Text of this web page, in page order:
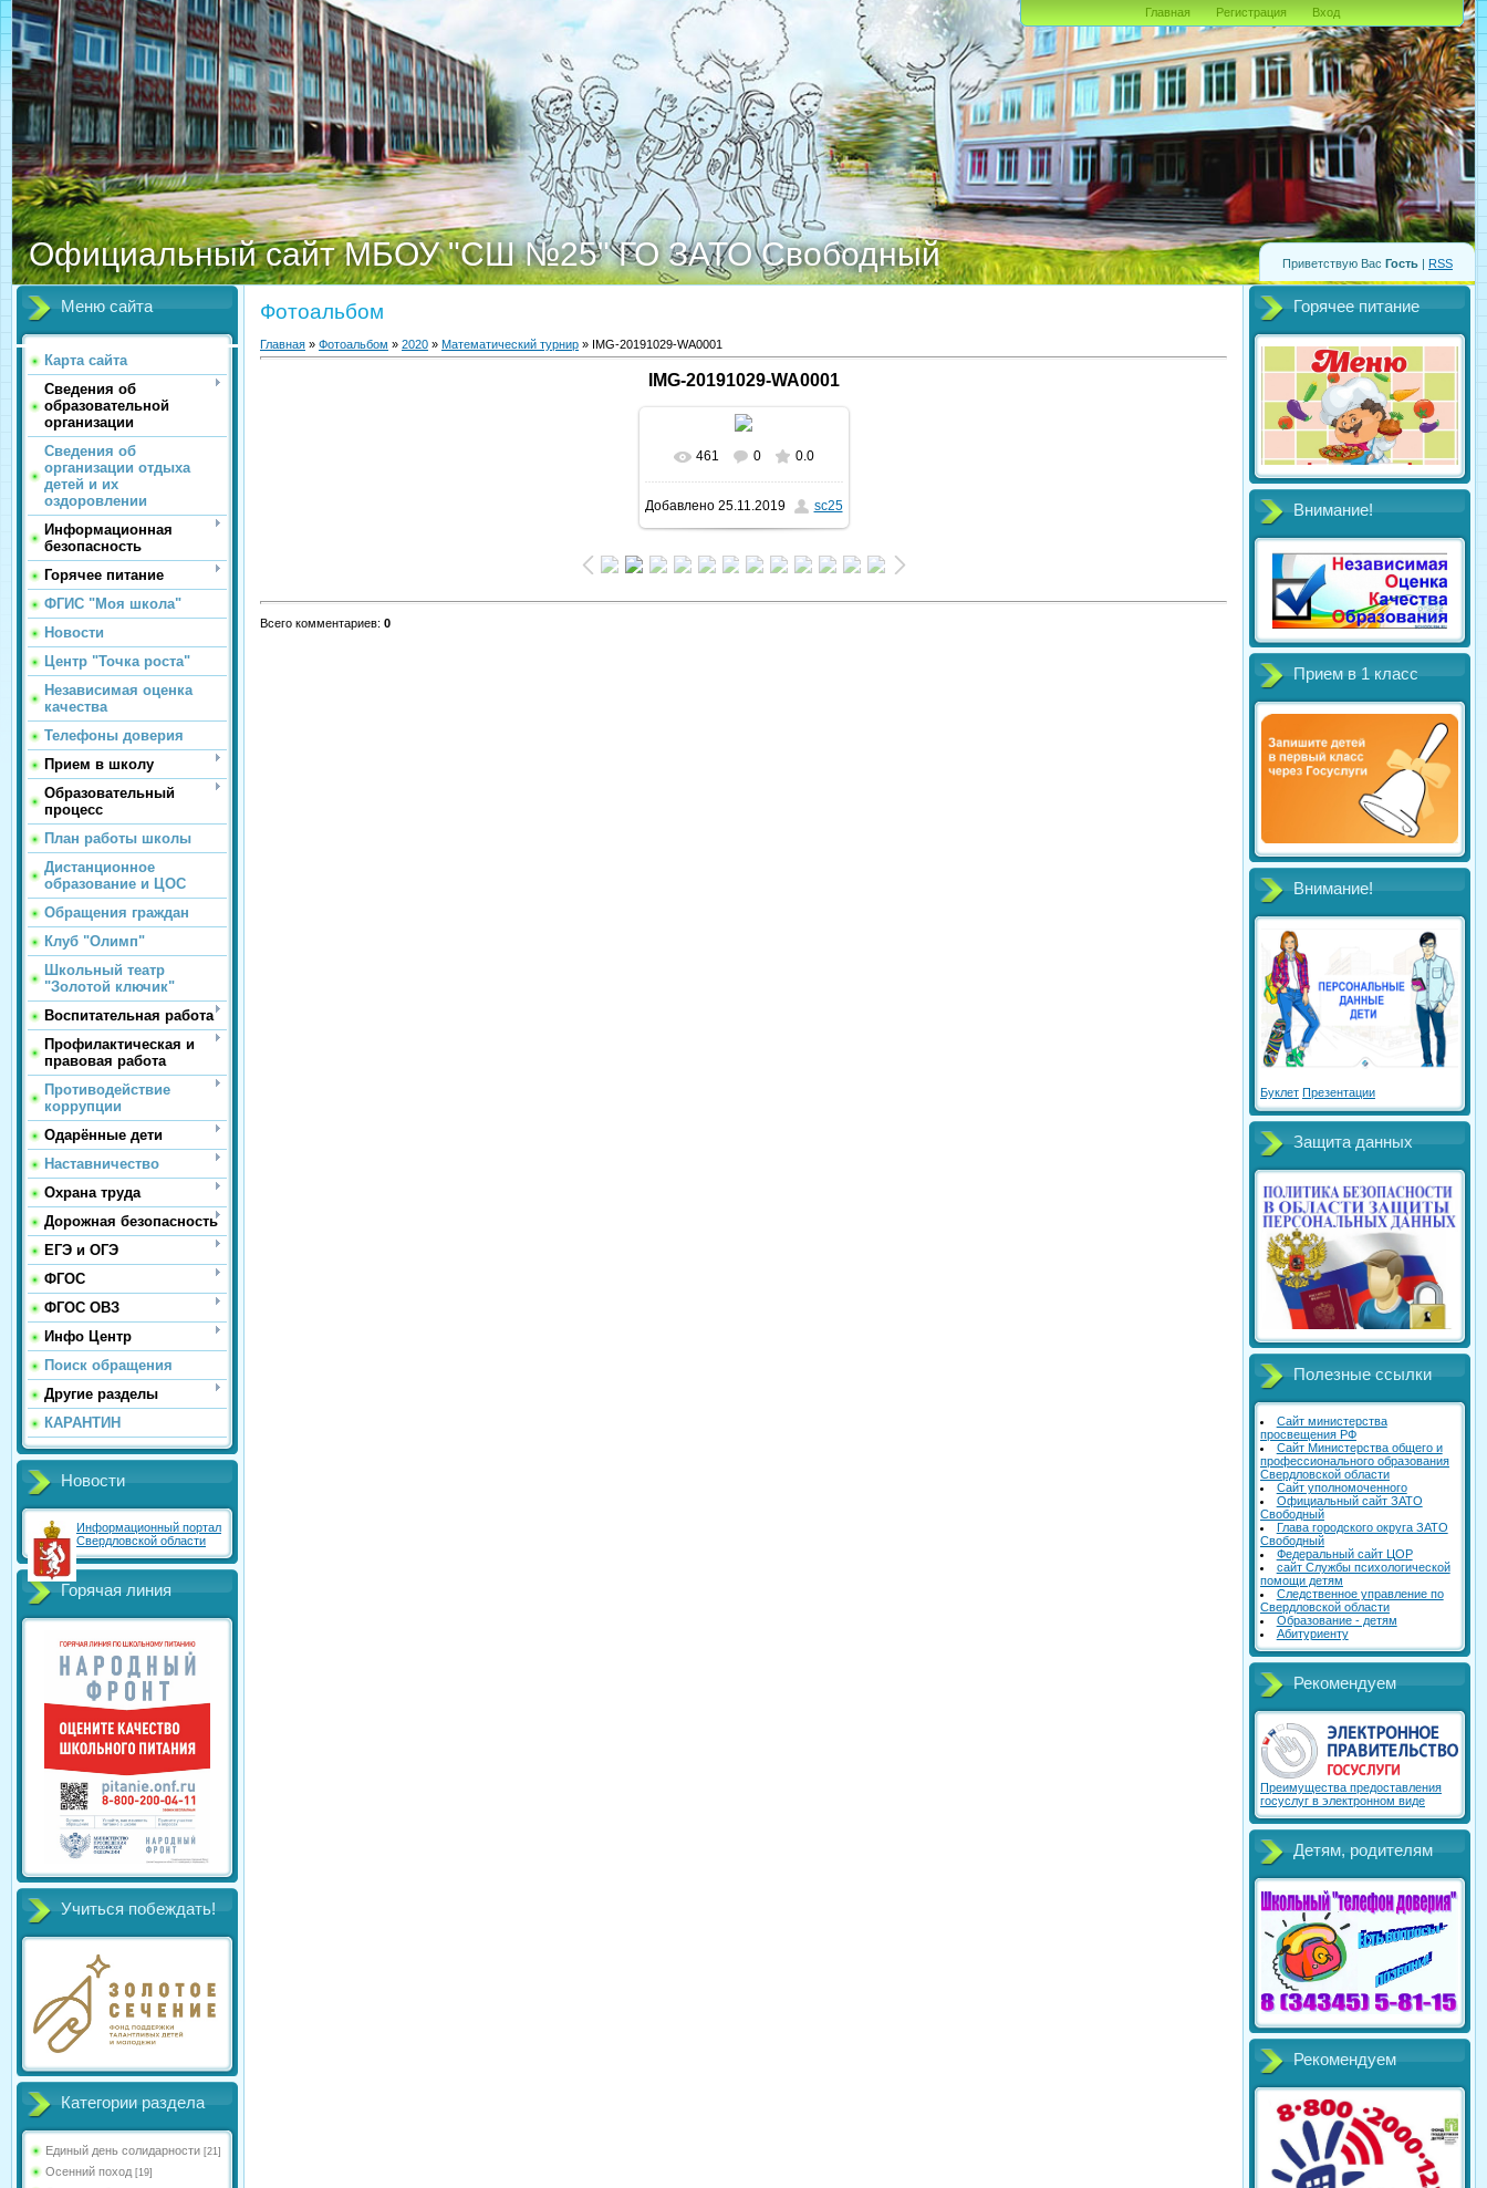
Приветствую Вас Гость | RSS
Официальный сайт МБОУ "СШ №25" ГО ЗАТО Свободный
Главная Регистрация Вход
Меню сайта
Карта сайта
Сведения об
образовательной
организации
Сведения об
организации отдыха
детей и их
оздоровлении
Информационная
безопасность
Горячее питание
ФГИС "Моя школа"
Новости
Центр "Точка роста"
Независимая оценка
качества
Телефоны доверия
Прием в школу
Образовательный
процесс
План работы школы
Дистанционное
образование и ЦОС
Обращения граждан
Клуб "Олимп"
Школьный театр
"Золотой ключик"
Воспитательная работа
Профилактическая и
правовая работа
Противодействие
коррупции
Одарённые дети
Наставничество
Охрана труда
Дорожная безопасность
ЕГЭ и ОГЭ
ФГОС
ФГОС ОВЗ
Инфо Центр
Поиск обращения
Другие разделы
КАРАНТИН
Новости
Информационный портал
Свердловской области
Горячая линия
Учиться побеждать!
Категории раздела
Единый день солидарности [21]
Осенний поход [19]
Фотоальбом
Главная » Фотоальбом » 2020 » Математический турнир » IMG-20191029-WA0001
IMG-20191029-WA0001
В реальном размере
1024x768/ 77.0Kb
461 0 0.0
Добавлено25.11.2019 sc25
Всего комментариев: 0
Горячее питание
Внимание!
Прием в 1 класс
Внимание!
Буклет Презентации
Защита данных
Полезные ссылки
Сайт министерства
просвещения РФ
Сайт Министерства общего и
профессионального образования
Свердловской области
Сайт уполномоченного
Официальный сайт ЗАТО
Свободный
Глава городского округа ЗАТО
Свободный
Федеральный сайт ЦОР
сайт Службы психологической
помощи детям
Следственное управление по
Свердловской области
Образование - детям
Абитуриенту
Рекомендуем
Преимущества предоставления
госуслуг в электронном виде
Детям, родителям
Рекомендуем